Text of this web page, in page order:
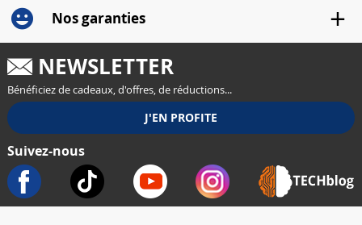
Nos garanties
NEWSLETTER
Bénéficiez de cadeaux, d'offres, de réductions...
Suivez-nous